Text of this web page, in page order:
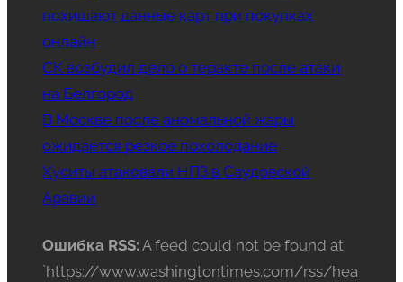
похищают данные карт при покупках
онлайн
СК возбудил дело о теракте после атаки
на Белгород
В Москве после аномальной жары
ожидается резкое похолодание
Хуситы атаковали НПЗ в Саудовской
Аравии
Ошибка RSS: A feed could not be found at
`https://www.washingtontimes.com/rss/hea